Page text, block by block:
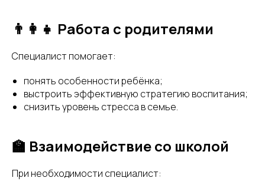
👨‍👩‍👧 Работа с родителями
Специалист помогает:
понять особенности ребёнка;
выстроить эффективную стратегию воспитания;
снизить уровень стресса в семье.
🏫 Взаимодействие со школой
При необходимости специалист: